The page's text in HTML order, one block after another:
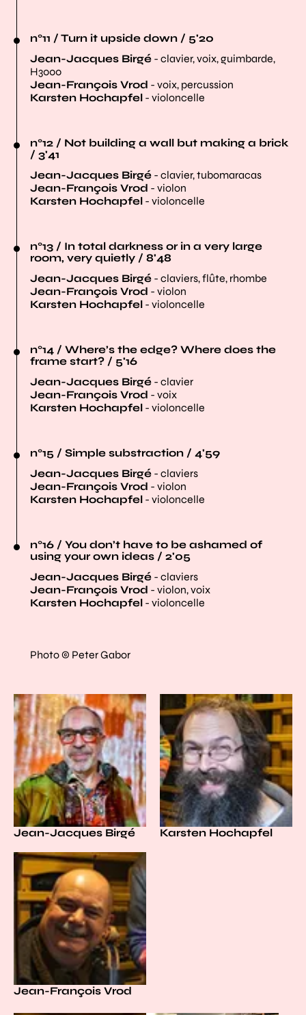
n°11 / Turn it upside down / 5'20
Jean-Jacques Birgé - clavier, voix, guimbarde,
H3000
Jean-François Vrod - voix, percussion
Karsten Hochapfel - violoncelle
n°12 / Not building a wall but making a brick
/ 3'41
Jean-Jacques Birgé - clavier, tubomaracas
Jean-François Vrod - violon
Karsten Hochapfel - violoncelle
n°13 / In total darkness or in a very large
room, very quietly / 8'48
Jean-Jacques Birgé - claviers, flûte, rhombe
Jean-François Vrod - violon
Karsten Hochapfel - violoncelle
n°14 / Where’s the edge? Where does the
frame start? / 5'16
Jean-Jacques Birgé - clavier
Jean-François Vrod - voix
Karsten Hochapfel - violoncelle
n°15 / Simple substraction / 4'59
Jean-Jacques Birgé - claviers
Jean-François Vrod - violon
Karsten Hochapfel - violoncelle
n°16 / You don’t have to be ashamed of
using your own ideas / 2'05
Jean-Jacques Birgé - claviers
Jean-François Vrod - violon, voix
Karsten Hochapfel - violoncelle
Photo © Peter Gabor
Jean-Jacques Birgé Karsten Hochapfel
Jean-François Vrod